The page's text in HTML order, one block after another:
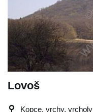
Lovoš
Kopce, vrchy, vrcholy